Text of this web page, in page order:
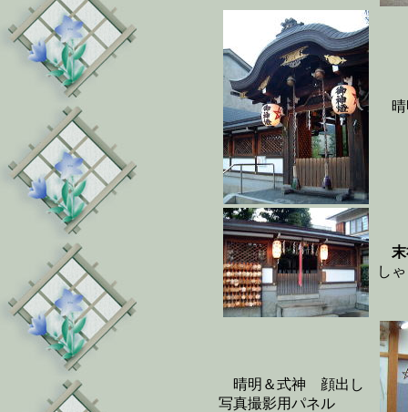
晴
し
晴明＆式神 顔出し
写真撮影用パネル